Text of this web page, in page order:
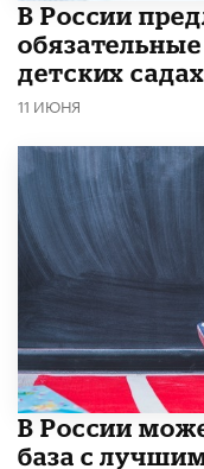
В России
детских садах
11 ИЮНЯ
В России
база с